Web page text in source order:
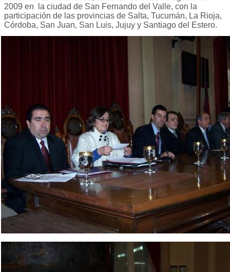
2009 en la ciudad de San Fernando del Valle, con la
participación de las provincias de Salta, Tucumán, La Rioja,
Córdoba, San Juan, San Luis, Jujuy y Santiago del Estero.